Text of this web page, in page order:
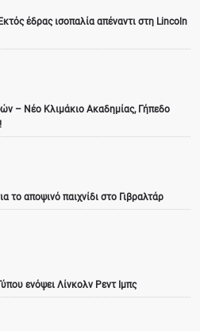
έδρας ισοπαλία απέναντι στη Lincoln
– Νέο Κλιμάκιο Ακαδημίας, Γήπεδο
το αποψινό παιχνίδι στο Γιβραλτάρ
ενόψει Λίνκολν Ρεντ Ιμπς